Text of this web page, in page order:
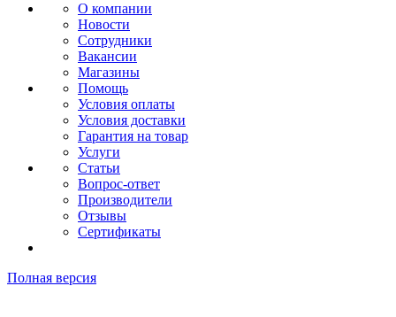
О компании
Новости
Сотрудники
Вакансии
Магазины
Помощь
Условия оплаты
Условия доставки
Гарантия на товар
Услуги
Статьи
Вопрос-ответ
Производители
Отзывы
Сертификаты
Полная версия